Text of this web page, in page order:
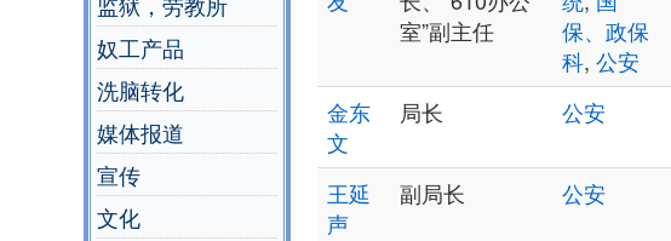
奴工产品
洗脑转化
媒体报道
宣传
文化
室”副主任
保、政保
科, 公安
金东
文
局长 公安
王延
声
副局长 公安